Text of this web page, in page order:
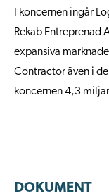
I koncernen ingår
Rekab Entreprenad
expansiva
Contractor även i
koncernen 4,3
DOKUMENT